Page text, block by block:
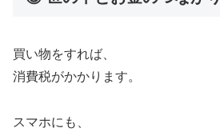
買い物をすれば、
消費税がかかります。
スマホにも、